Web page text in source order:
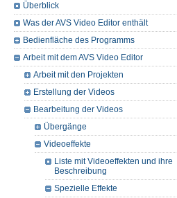
Überblick
Was der AVS Video Editor enthält
Bedienfläche des Programms
Arbeit mit dem AVS Video Editor
Arbeit mit den Projekten
Erstellung der Videos
Bearbeitung der Videos
Übergänge
Videoeffekte
Liste mit Videoeffekten und ihre
Beschreibung
Spezielle Effekte